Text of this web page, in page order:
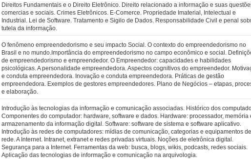
Direitos Fundamentais e o Direito Eletrônico. Direito relacionado a informação e suas
comercias e sociais. Crimes Eletrônicos. E-Comerce. Propriedade Imaterial, Intelectual e
Industrial. Lei de Software. Tratamento e Sigilo de Dados. Responsabilidade Civil e penal
tutela da informação.
O fenômeno empreendedorismo e seu impacto Social. O contexto do empreendedorismo no
Brasil e no mundo.Importância do empreendedorismo no campo econômico e social.
de empreendedorismo e empreendedor. O Empreendedor: capacidades e habilidades
psicológicas. A personalidade empreendedora. Aspectos cognitivos do empreendedor.
e conduta empreendedora. Inovação e conduta empreendedora. Práticas de gestão
empreendedora. Exemplos de gestores empreendedores. Plano de Negócios – etapas,
e elaboração.
Introdução às tecnologias da informação e comunicação associadas. Histórico dos
Componentes do computador: hardware, software e dados. Hardware: processador, memória
armazenamento da informação digital. Software: software de sistema e software aplicativo.
Introdução às redes de computadores: mídias de comunicação, categorias e equipamentos de
rede. A Internet. Intranet, extranet e redes privadas virtuais. Noções de eletrônica digital.
Segurança para a Internet. Ferramentas da web: busca, blogs, wikis, podcasts, redes sociais.
Aplicação das tecnologias de informação e comunicação na arquivologia.